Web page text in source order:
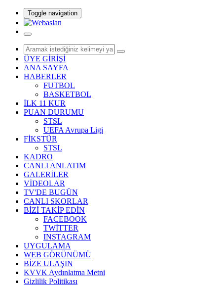
Toggle navigation
ÜYE GİRİŞİ
ANA SAYFA
HABERLER
FUTBOL
BASKETBOL
İLK 11 KUR
PUAN DURUMU
STSL
UEFA Avrupa Ligi
FİKSTÜR
STSL
KADRO
CANLI ANLATIM
GALERİLER
VİDEOLAR
TV'DE BUGÜN
CANLI SKORLAR
BİZİ TAKİP EDİN
FACEBOOK
TWİTTER
INSTAGRAM
UYGULAMA
WEB GÖRÜNÜMÜ
BİZE ULAŞIN
KVVK Aydınlatma Metni
Gizlilik Politikası